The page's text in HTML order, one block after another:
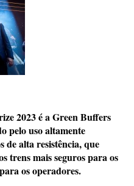
2023 é a Green Buffers
pelo uso altamente
de alta resistência, que
trens maisseguros para os
os operadores.